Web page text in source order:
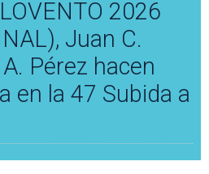
2026
Juan C.
Pérez hacen
en la 47 Subida a